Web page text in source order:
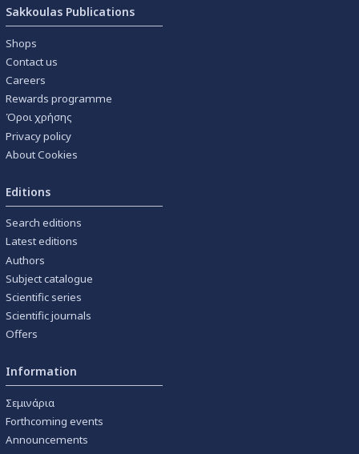
Sakkoulas Publications
Shops
Contact us
Careers
Rewards programme
Όροι χρήσης
Privacy policy
About Cookies
Editions
Search editions
Latest editions
Authors
Subject catalogue
Scientific series
Scientific journals
Offers
Information
Σεμινάρια
Forthcoming events
Announcements